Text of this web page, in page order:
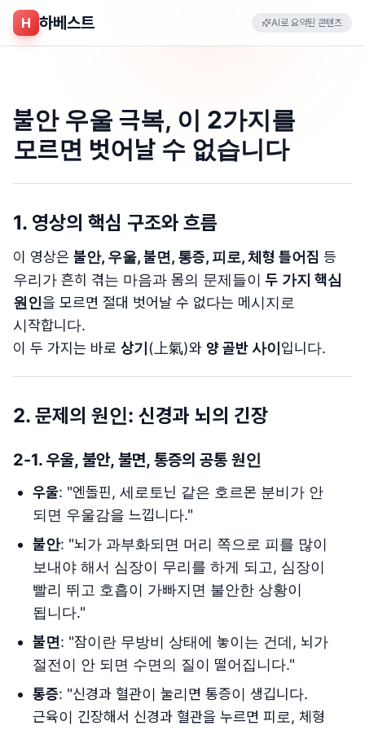
H 하베스트 AI로 요약된 콘텐츠
불안 우울 극복, 이 2가지를
모르면 벗어날 수 없습니다
1. 영상의 핵심 구조와 흐름
이 영상은 불안, 우울, 불면, 통증, 피로, 체형 틀어짐 등
우리가 흔히 겪는 마음과 몸의 문제들이두 가지 핵심
원인을 모르면 절대 벗어날 수 없다는 메시지로
시작합니다.
이 두 가지는 바로 상기 (上氣)와 양 골반 사이 입니다.
2. 문제의 원인: 신경과 뇌의 긴장
2-1. 우울, 불안, 불면, 통증의 공통 원인
우울: "엔돌핀, 세로토닌 같은 호르몬 분비가 안
되면 우울감을 느낍니다."
불안: "뇌가 과부화되면 머리 쪽으로 피를 많이
보내야 해서 심장이 무리를 하게 되고, 심장이
빨리 뛰고 호흡이 가빠지면 불안한 상황이
됩니다."
불면 : "잠이란 무방비 상태에 놓이는 건데, 뇌가
절전이 안 되면 수면의 질이 떨어집니다."
통증: "신경과 혈관이 눌리면 통증이 생깁니다.
근육이 긴장해서 신경과 혈관을 누르면 피로, 체형